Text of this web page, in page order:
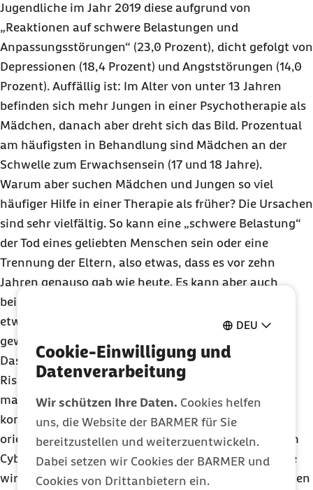
DEU
Cookie-Einwilligung und
Datenverarbeitung
Wir schützen Ihre Daten. Cookies helfen
uns, die Website der BARMER für Sie
bereitzustellen und weiterzuentwickeln.
Dabei setzen wir Cookies der BARMER und
Cookies von Drittanbietern ein.
Jugendliche im Jahr 2019 diese aufgrund von
„Reaktionen auf schwere Belastungen und
Anpassungsstörungen“ (23,0 Prozent), dicht gefolgt von
Depressionen (18,4 Prozent) und Angststörungen (14,0
Prozent). Auffällig ist: Im Alter von unter 13 Jahren
befinden sich mehr Jungen in einer Psychotherapie als
Mädchen, danach aber dreht sich das Bild. Prozentual
am häufigsten in Behandlung sind Mädchen an der
Schwelle zum Erwachsensein (17 und 18 Jahre).
Warum aber suchen Mädchen und Jungen so viel
häufiger Hilfe in einer Therapie als früher? Die Ursachen
sind sehr vielfältig. So kann eine „schwere Belastung“
der Tod eines geliebten Menschen sein oder eine
Trennung der Eltern, also etwas, dass es vor zehn
Jahren genauso gab wie heute. Es kann aber auch
beispielsweise ein Fall von
etwas, das in den zehn Jahren sehr viel häufiger
geworden ist.
Dass die Digitalisierung mit all ihren Chancen und
Risiken das Leben jedenfalls nicht weniger komplex
macht, liegt auf der Hand. Viele Jugendliche
kommunizieren meist überSocial-Media-Kanäle und
orientieren sich verstärkt an Inszenierungen aus dem
Cyberspace, ohne die dahinterstehenden Personen je
wirklich kennen zu lernen. Das kann unter ungünstigen